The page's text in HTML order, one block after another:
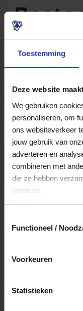
Toestemming
Deze website
We gebruiken
personaliseren, om
ons websiteverkeer
jouw gebruik van
adverteren en
combineren met
die ze hebben
services.
Klikhiervoor ons
Functioneel /
Voorkeuren
Statistieken
9831TB
Kan ik het
Ja, je mag het
cadeaukaart
Hoelang
is minimaal
Kan ik het